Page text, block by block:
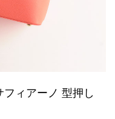
ィアーノ 型押し